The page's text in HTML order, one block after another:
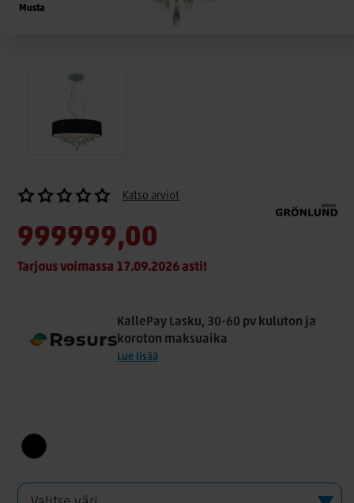
Musta
Katso arviot
999999,00
Tarjous voimassa 17.09.2026 asti!
KallePay Lasku, 30-60 pv kuluton ja
koroton maksuaika
Lue lisää